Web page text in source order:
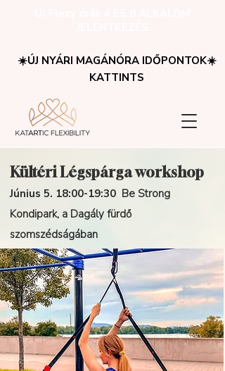
☀️ÚJ NYÁRI MAGÁNÓRA IDŐPONTOK☀️
KATTINTS
Kültéri Légspárga workshop
Június 5. 18:00-19:30 Be Strong
Kondipark, a Dagály fürdő
szomszédságában